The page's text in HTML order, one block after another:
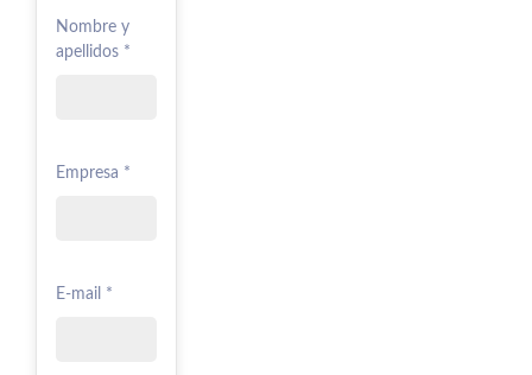
Nombre y
apellidos *
Empresa *
E-mail *